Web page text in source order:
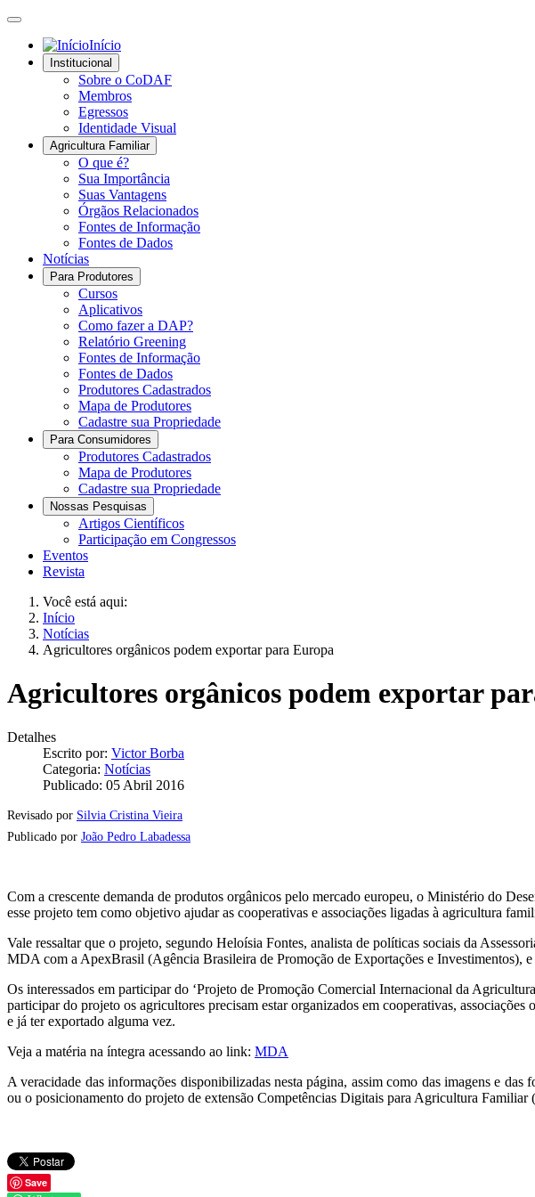
Início
Institucional
Sobre o CoDAF
Membros
Egressos
Identidade Visual
Agricultura Familiar
O que é?
Sua Importância
Suas Vantagens
Órgãos Relacionados
Fontes de Informação
Fontes de Dados
Notícias
Para Produtores
Cursos
Aplicativos
Como fazer a DAP?
Relatório Greening
Fontes de Informação
Fontes de Dados
Produtores Cadastrados
Mapa de Produtores
Cadastre sua Propriedade
Para Consumidores
Produtores Cadastrados
Mapa de Produtores
Cadastre sua Propriedade
Nossas Pesquisas
Artigos Científicos
Participação em Congressos
Eventos
Revista
Você está aqui:
Início
Notícias
Agricultores orgânicos podem exportar para Europa
Agricultores orgânicos podem exportar
Detalhes
Escrito por: Victor Borba
Categoria: Notícias
Publicado: 05 Abril 2016
Revisado por Silvia Cristina Vieira
Publicado por João Pedro Labadessa
Com a crescente demanda de produtos orgânicos pelo mercado europeu, o Ministério do
esse projeto tem como objetivo ajudar as cooperativas e associações ligadas à agricultura
Vale ressaltar que o projeto, segundo Heloísia Fontes, analista de políticas sociais da
MDA com a ApexBrasil (Agência Brasileira de Promoção de Exportações e Investimentos),
Os interessados em participar do ‘Projeto de Promoção Comercial Internacional da
participar do projeto os agricultores precisam estar organizados em cooperativas,
e já ter exportado alguma vez.
Veja a matéria na íntegra acessando ao link: MDA
A veracidade das informações disponibilizadas nesta página, assim como das imagens e
ou o posicionamento do projeto de extensão Competências Digitais para Agricultura
Save